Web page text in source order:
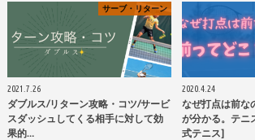
サーブ・リターン
2021.7.26
ダブルス/リターン攻略・コツ/サービ
スダッシュしてくる相手に対して効
果的…
2020.4.24
なぜ打点は前な
が分かる。テニ
式テニス]